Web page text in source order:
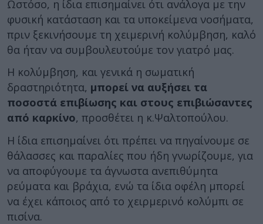
Ωστόσο, η ίδια επισημαίνει ότι ανάλογα με την
φυσική κατάσταση και τα υποκείμενα νοσήματα,
πριν ξεκινήσουμε τη χειμερινή κολύμβηση, καλό
θα ήταν να συμβουλευτούμε τον γιατρό μας.
Η κολύμβηση, και γενικά η σωματική
δραστηριότητα, μπορεί να αυξήσει τα
ποσοστά επιβίωσης και στους επιβιώσαντες
από καρκίνο, προσθέτει η κ.Ψαλτοπούλου.
H ίδια επισημαίνει ότι πρέπει να πηγαίνουμε σε
θάλασσες και παραλίες που ήδη γνωρίζουμε, για
να αποφύγουμε τα άγνωστα ανεπιθύμητα
ρεύματα και βράχια, ενώ τα ίδια οφέλη μπορεί
να έχει κάποιος από το χειρμερινό κολύμπι σε
πισίνα.